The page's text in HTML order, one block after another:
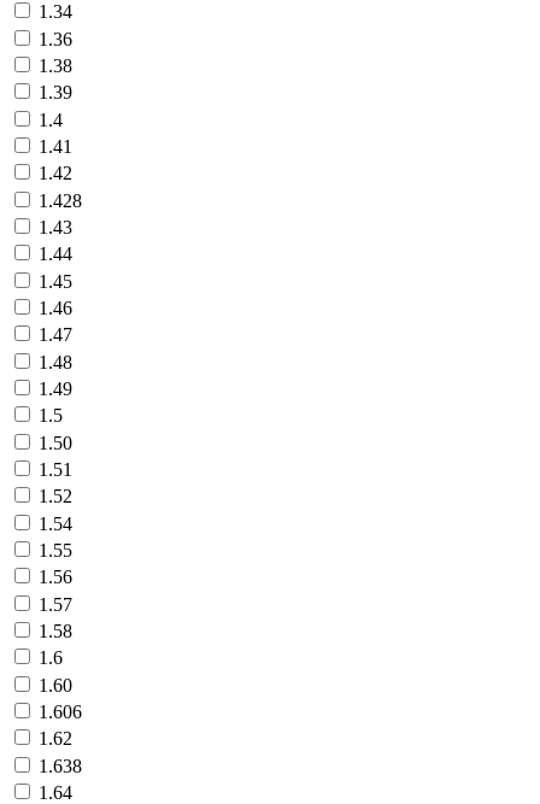
1.34
1.36
1.38
1.39
1.4
1.41
1.42
1.428
1.43
1.44
1.45
1.46
1.47
1.48
1.49
1.5
1.50
1.51
1.52
1.54
1.55
1.56
1.57
1.58
1.6
1.60
1.606
1.62
1.638
1.64